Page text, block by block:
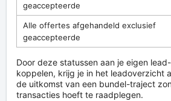
geaccepteerde
Alle offertes afgehandeld exclusief
geaccepteerde
Door deze statussen aan je eigen
koppelen, krijg je in het leadoverzicht
de uitkomst van een bundel-traject
transacties hoeft te raadplegen.